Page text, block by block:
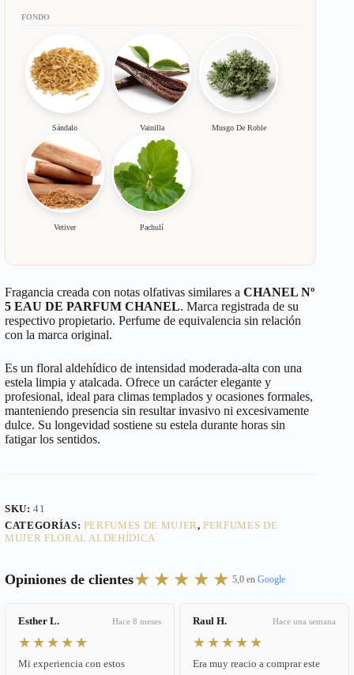
FONDO
Sándalo Vainilla Musgo De Roble
Vetiver Pachulí
Fragancia creada con notas olfativas similares a CHANEL Nº
5 EAU DE PARFUM CHANEL. Marca registrada de su
respectivo propietario. Perfume de equivalencia sin relación
con la marca original.
Es un floral aldehídico de intensidad moderada-alta con una
estela limpia y atalcada. Ofrece un carácter elegante y
profesional, ideal para climas templados y ocasiones formales,
manteniendo presencia sin resultar invasivo ni excesivamente
dulce. Su longevidad sostiene su estela durante horas sin
fatigar los sentidos.
SKU:41
CATEGORÍAS: PERFUMES DE MUJER,PERFUMES DE
MUJER FLORAL ALDEHÍDICA
Opiniones de clientes★★★★★ 5,0 en Google
Esther L. Hace 8 meses
★★★★★
Mi experiencia con estos
Raul H. Hace una semana
★★★★★
Era muy reacio a comprar este